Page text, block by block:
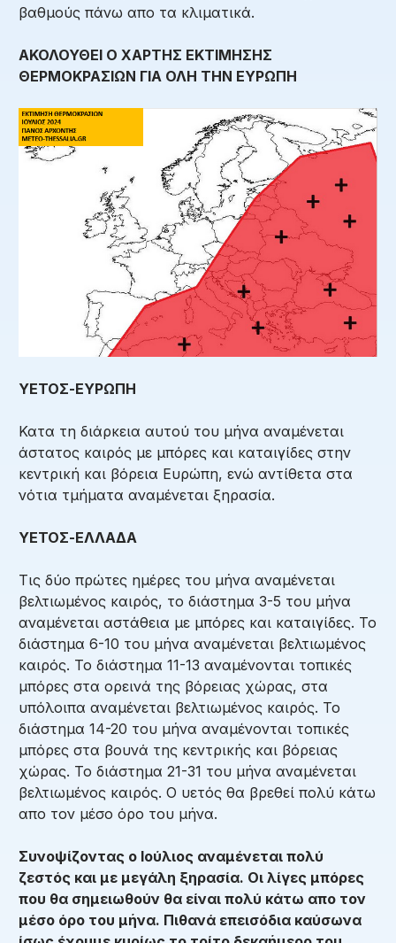
βαθμούς πάνω απο τα κλιματικά.
ΑΚΟΛΟΥΘΕΙ Ο ΧΑΡΤΗΣ ΕΚΤΙΜΗΣΗΣ
ΘΕΡΜΟΚΡΑΣΙΩΝ ΓΙΑ ΟΛΗ ΤΗΝ ΕΥΡΩΠΗ
ΥΕΤΟΣ-ΕΥΡΩΠΗ
Κατα τη διάρκεια αυτού του μήνα αναμένεται
άστατος καιρός με μπόρες και καταιγίδες στην
κεντρική και βόρεια Ευρώπη, ενώ αντίθετα στα
νότια τμήματα αναμένεται ξηρασία.
ΥΕΤΟΣ-ΕΛΛΑΔΑ
Τις δύο πρώτες ημέρες του μήνα αναμένεται
βελτιωμένος καιρός, το διάστημα 3-5 του μήνα
αναμένεται αστάθεια με μπόρες και καταιγίδες. Το
διάστημα 6-10 του μήνα αναμένεται βελτιωμένος
καιρός. Το διάστημα 11-13 αναμένονται τοπικές
μπόρες στα ορεινά της βόρειας χώρας, στα
υπόλοιπα αναμένεται βελτιωμένος καιρός. Το
διάστημα 14-20 του μήνα αναμένονται τοπικές
μπόρες στα βουνά της κεντρικής και βόρειας
χώρας. Το διάστημα 21-31 του μήνα αναμένεται
βελτιωμένος καιρός. Ο υετός θα βρεθεί πολύ κάτω
απο τον μέσο όρο του μήνα.
Συνοψίζοντας ο Ιούλιος αναμένεται πολύ
ζεστός και με μεγάλη ξηρασία. Οι λίγες μπόρες
που θα σημειωθούν θα είναι πολύ κάτω απο τον
μέσο όρο του μήνα. Πιθανά επεισόδια καύσωνα